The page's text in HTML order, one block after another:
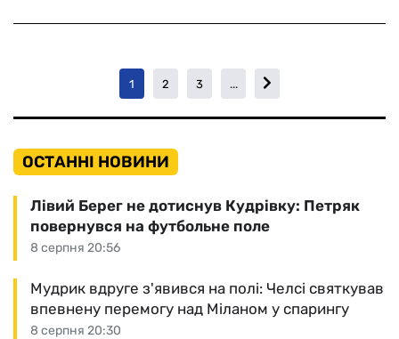
1 2 3 ...
ОСТАННІ НОВИНИ
8 серпня 20:56
Лівий Берег не дотиснув Кудрівку: Петряк
повернувся на футбольне поле
8 серпня 20:30
Мудрик вдруге з'явився на полі: Челсі святкував
впевнену перемогу над Міланом у спарингу